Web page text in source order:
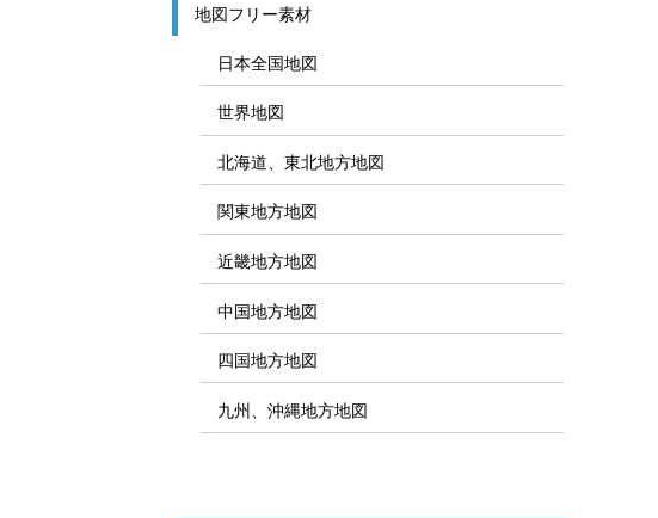
地図フリー素材
日本全国地図
世界地図
北海道、東北地方地図
関東地方地図
近畿地方地図
中国地方地図
四国地方地図
九州、沖縄地方地図